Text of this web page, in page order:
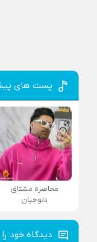
پست های
محاصره مشتاق
دلوجیان
دیدگاه خود